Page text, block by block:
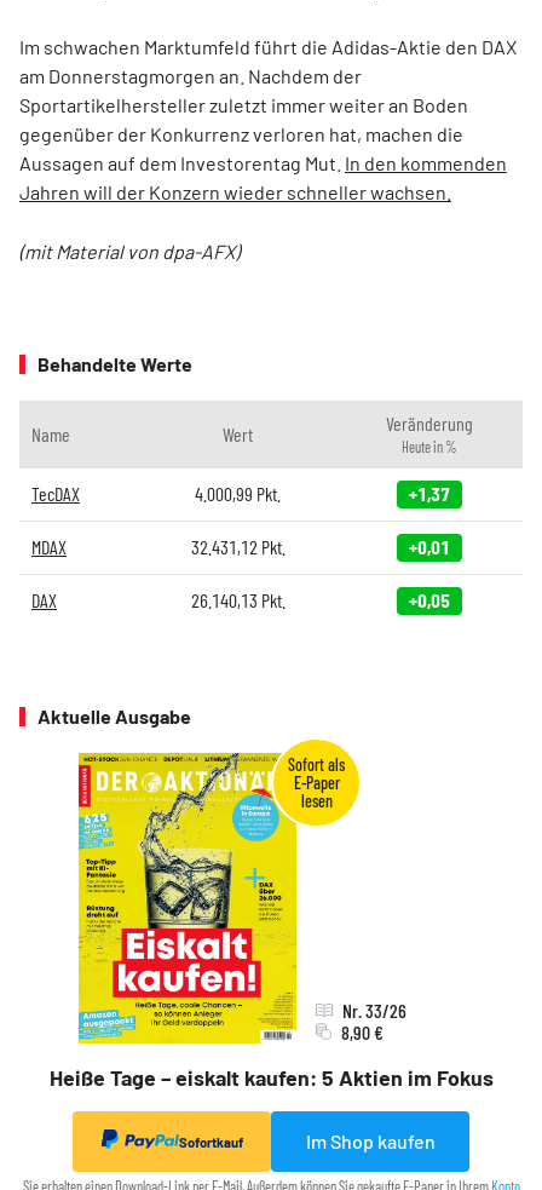
Im schwachen Marktumfeld führt die Adidas-Aktie den DAX
am Donnerstagmorgen an. Nachdem der
Sportartikelhersteller zuletzt immer weiter an Boden
gegenüber der Konkurrenz verloren hat, machen die
Aussagen auf dem Investorentag Mut. In den kommenden
Jahren will der Konzern wieder schneller wachsen.
(mit Material von dpa-AFX)
Behandelte Werte
Name Wert Veränderung
Heute in %
TecDAX 4.000,99 Pkt. +1,37
MDAX 32.431,12 Pkt. +0,01
DAX 26.140,13 Pkt. +0,05
Aktuelle Ausgabe
Heiße Tage – eiskalt kaufen: 5 Aktien im Fokus
Nr. 33/26
8,90 €
Sofortkauf Im Shop kaufen